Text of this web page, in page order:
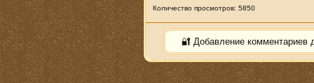
Количество просмотров: 5850
🔐 Добавление комментариев